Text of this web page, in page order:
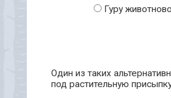
Гуру
Один из таких
под растительную